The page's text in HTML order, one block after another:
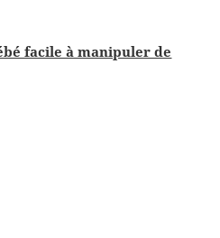
facile à manipuler de